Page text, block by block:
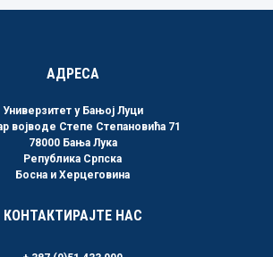
АДРЕСА
Универзитет у Бањој Луци
војводе Степе Степановића 71
78000 Бања Лука
Република Српска
Босна и Херцеговина
КОНТАКТИРАЈТЕ НАС